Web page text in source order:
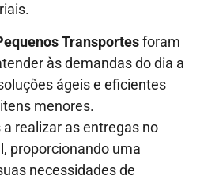
Transportesforam
às demandas do dia a
ágeis e eficientes
menores.
realizar as entregas no
proporcionando uma
necessidades de